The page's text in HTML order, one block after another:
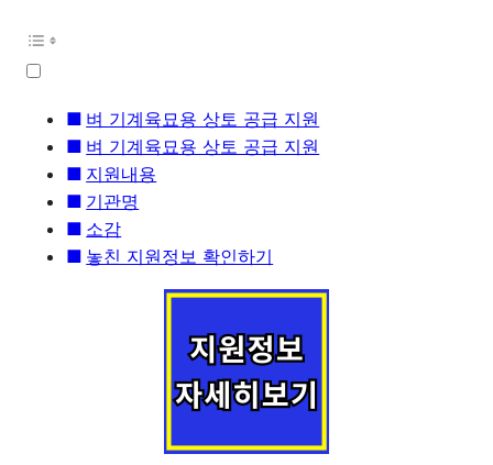
벼 기계육묘용 상토 공급 지원
벼 기계육묘용 상토 공급 지원
지원내용
기관명
소감
놓친 지원정보 확인하기